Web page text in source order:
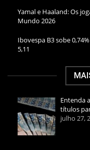
Yamal e Haaland: Os
Mundo 2026
Ibovespa B3 sobe
5,11
Entenda
títulos
julho 27,